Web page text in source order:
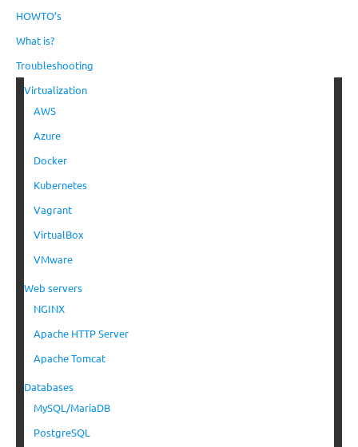
HOWTO’s
What is?
Troubleshooting
Virtualization
AWS
Azure
Docker
Kubernetes
Vagrant
VirtualBox
VMware
Web servers
NGINX
Apache HTTP Server
Apache Tomcat
Databases
MySQL/MariaDB
PostgreSQL